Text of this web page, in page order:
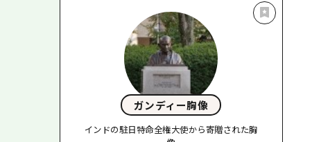
ガンディー胸像
インドの駐日特命全権大使から寄贈された胸